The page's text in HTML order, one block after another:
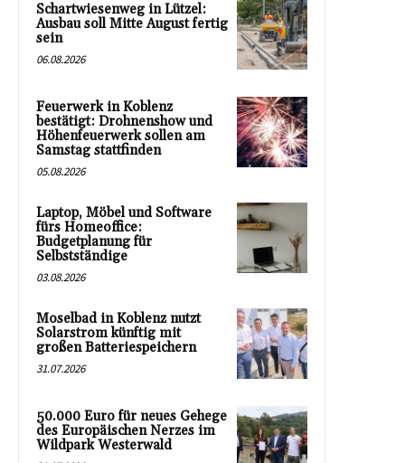
Schartwiesenweg in Lützel:
Ausbau soll Mitte August fertig
sein
06.08.2026
Feuerwerk in Koblenz
bestätigt: Drohnenshow und
Höhenfeuerwerk sollen am
Samstag stattfinden
05.08.2026
Laptop, Möbel und Software
fürs Homeoffice:
Budgetplanung für
Selbstständige
03.08.2026
Moselbad in Koblenz nutzt
Solarstrom künftig mit
großen Batteriespeichern
31.07.2026
50.000 Euro für neues Gehege
des Europäischen Nerzes im
Wildpark Westerwald